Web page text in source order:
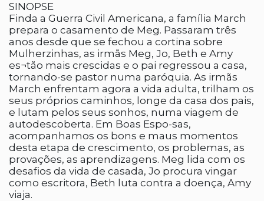
SINOPSE
Finda a Guerra Civil Americana, a família March
prepara o casamento de Meg. Passaram três
anos desde que se fechou a cortina sobre
Mulherzinhas, as irmãs Meg, Jo, Beth e Amy
es¬tão mais crescidas e o pai regressou a casa,
tornando-se pastor numa paróquia. As irmãs
March enfrentam agora a vida adulta, trilham os
seus próprios caminhos, longe da casa dos pais,
e lutam pelos seus sonhos, numa viagem de
autodescoberta. Em Boas Espo-sas,
acompanhamos os bons e maus momentos
desta etapa de crescimento, os problemas, as
provações, as aprendizagens. Meg lida com os
desafios da vida de casada, Jo procura vingar
como escritora, Beth luta contra a doença, Amy
viaja.